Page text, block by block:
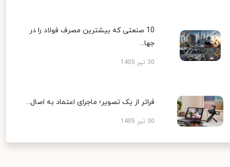
10 صنعتی که بیشترین مصرف فولاد را در
جها...
30 تیر 1405
فراتر از یک تصویر؛ ماجرای اعتماد به اصال...
30 تیر 1405